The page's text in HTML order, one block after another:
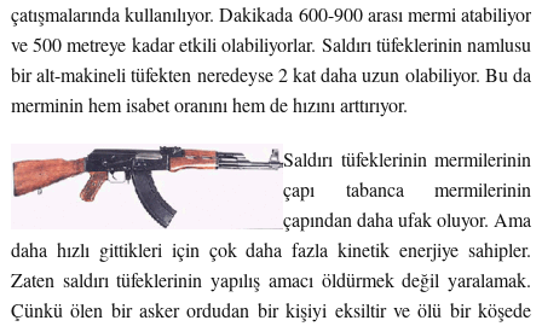
çatışmalarında kullanılıyor. Dakikada 600-900 arası mermi atabiliyor
ve 500 metreye kadar etkili olabiliyorlar. Saldırı tüfeklerinin namlusu
bir alt-makineli tüfekten neredeyse 2 kat daha uzun olabiliyor. Bu da
merminin hem isabet oranını hem de hızını arttırıyor.
Saldırı tüfeklerinin mermilerinin
çapı tabanca mermilerinin
çapından daha ufak oluyor. Ama
daha hızlı gittikleri için çok daha fazla kinetik enerjiye sahipler.
Zaten saldırı tüfeklerinin yapılış amacı öldürmek değil yaralamak.
Çünkü ölen bir asker ordudan bir kişiyi eksiltir ve ölü bir köşede